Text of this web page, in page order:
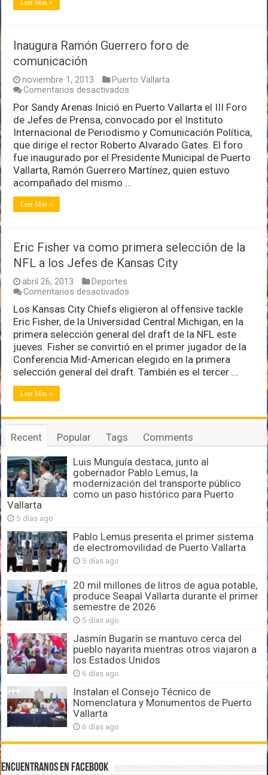
Leer Mas »
Inaugura Ramón Guerrero foro de
comunicación
noviembre 1, 2013
Puerto Vallarta
Comentarios desactivados
Ramón
Guerrero
foro
de
comunicación
Por Sandy Arenas Inició en Puerto Vallarta el III Foro
de Jefes de Prensa, convocado por el Instituto
Internacional de Periodismo y Comunicación Política,
que dirige el rector Roberto Alvarado Gates. El foro
fue inaugurado por el Presidente Municipal de Puerto
Vallarta, Ramón Guerrero Martínez, quien estuvo
acompañado del mismo …
Leer Mas »
Eric Fisher va como primera selección de la
NFL a los Jefes de Kansas City
abril 26, 2013
Deportes
Comentarios desactivados
Fisher
va
como
primera
selección
de
la
Kansas
Los Kansas City Chiefs eligieron al offensive tackle
Eric Fisher, de la Universidad Central Michigan, en la
primera selección general del draft de la NFL este
jueves. Fisher se convirtió en el primer jugador de la
Conferencia Mid-American elegido en la primera
selección general del draft. También es el tercer …
Leer Mas »
Recent Popular Tags Comments
Luis Munguía destaca, junto al
gobernador Pablo Lemus, la
modernización del transporte público
como un paso histórico para Puerto
Vallarta
5 días ago
Pablo Lemus presenta el primer sistema
de electromovilidad de Puerto Vallarta
5 días ago
20 mil millones de litros de agua potable,
produce Seapal Vallarta durante el primer
semestre de 2026
5 días ago
Jasmín Bugarín se mantuvo cerca del
pueblo nayarita mientras otros viajaron a
los Estados Unidos
6 días ago
Instalan el Consejo Técnico de
Nomenclatura y Monumentos de Puerto
Vallarta
6 días ago
Encuentranos en Facebook